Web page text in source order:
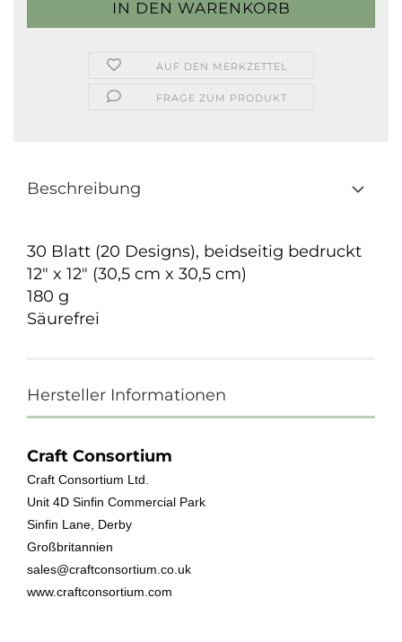
AUF DEN MERKZETTEL
FRAGE ZUM PRODUKT
Beschreibung
30 Blatt (20 Designs), beidseitig bedruckt
12" x 12" (30,5 cm x 30,5 cm)
180 g
Säurefrei
Hersteller Informationen
Craft Consortium
Craft Consortium Ltd.
Unit 4D Sinfin Commercial Park
Sinfin Lane, Derby
Großbritannien
sales@craftconsortium.co.uk
www.craftconsortium.com